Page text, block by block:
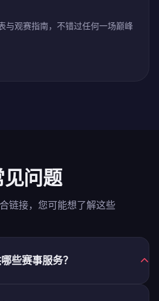
与观赛指南，不错过任何一场巅峰
见问题
链接，您可能想了解这些
些赛事服务？